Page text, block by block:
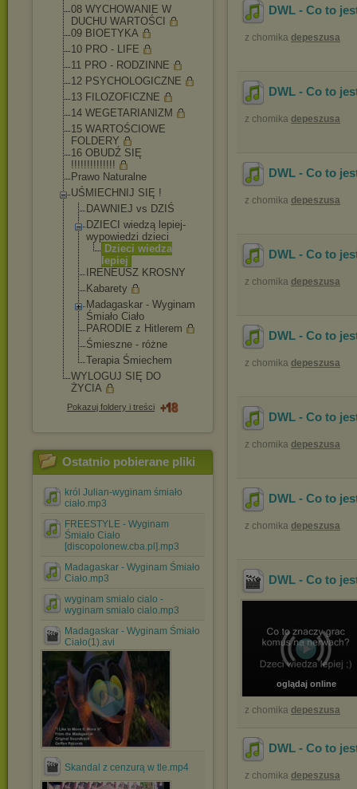
08 WYCHOWANIE W
DUCHU WARTOŚCI
09 BIOETYKA
10 PRO - LIFE
11 PRO - RODZINNE
12 PSYCHOLOGICZNE
13 FILOZOFICZNE
14 WEGETARIANIZM
15 WARTOŚCIOWE
FOLDERY
16 OBUDŹ SIĘ
!!!!!!!!!!!!!!
Prawo Naturalne
UŚMIECHNIJ SIĘ !
DAWNIEJ vs DZIŚ
DZIECI wiedzą lepiej-
wypowiedzi dzieci
Dzieci wiedza
lepiej
IRENEUSZ KROSNY
Kabarety
Madagaskar - Wyginam
Śmiało Ciało
PARODIE z Hitlerem
Śmieszne - różne
Terapia Śmiechem
WYLOGUJ SIĘ DO
ŻYCIA
Pokazuj foldery i treści
Ostatnio pobierane pliki
król Julian-wyginam śmiało
ciało.mp3
FREESTYLE - Wyginam
Śmiało Ciało
[discopolonew.cba.pl].mp3
Madagaskar - Wyginam Śmiało
Ciało.mp3
wyginam smialo cialo -
wyginam smialo cialo.mp3
Madagaskar - Wyginam Śmiało
Ciało(1).avi
Skandal z cenzurą w tle.mp4
DWL - Co to
z chomika depeszusa
DWL - Co to
z chomika depeszusa
DWL - Co to
z chomika depeszusa
DWL - Co to
z chomika depeszusa
DWL - Co to
z chomika depeszusa
DWL - Co to
z chomika depeszusa
DWL - Co to
z chomika depeszusa
DWL - Co to
oglądaj online
z chomika depeszusa
DWL - Co to
z chomika depeszusa